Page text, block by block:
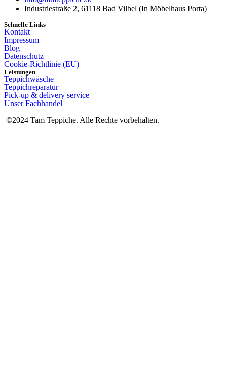
Industriestraße 2, 61118 Bad Vilbel (In Möbelhaus Porta)
Schnelle Links
Kontakt
Impressum
Blog
Datenschutz
Cookie-Richtlinie (EU)
Leistungen
Teppichwäsche
Teppichreparatur
Pick-up & delivery service
Unser Fachhandel
©2024 Tam Teppiche. Alle Rechte vorbehalten.